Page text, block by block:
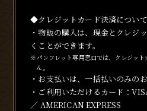
◆クレジットカード決済について
・物販の購入は、現金とクレジ
くことができます。
※パンフレット専用窓口では、クレジット
ん。
・お支払いは、一括払いのみの
・ご利用いただけるカード：
／ AMERICAN EXPRESS